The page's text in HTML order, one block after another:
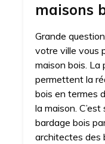
maisons
Grande
votre ville vous
maison bois. La
permettent la
bois en termes
la maison.
bardage bois
architectes des